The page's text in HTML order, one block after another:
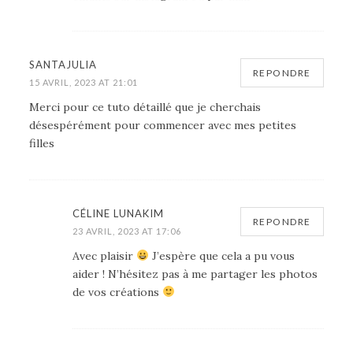
REPONDRE
SANTAJULIA
15 AVRIL, 2023 AT 21:01
Merci pour ce tuto détaillé que je cherchais
désespérément pour commencer avec mes petites
filles
REPONDRE
CÉLINE LUNAKIM
23 AVRIL, 2023 AT 17:06
Avec plaisir
J’espère que cela a pu vous
aider ! N’hésitez pas à me partager les photos
de vos créations